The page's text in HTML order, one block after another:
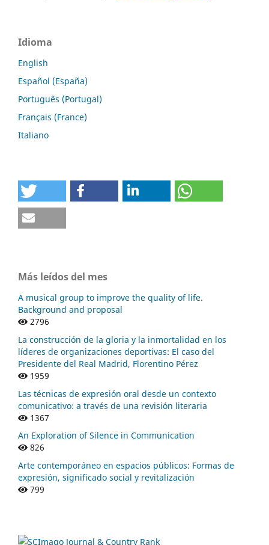
Idioma
English
Español (España)
Português (Portugal)
Français (France)
Italiano
Más leídos del mes
A musical group to improve the quality of life.
Background and proposal
2796
La construcción de la gloria y la inmortalidad en los
líderes de organizaciones deportivas: El caso del
Presidente del Real Madrid, Florentino Pérez
1959
Las técnicas de expresión oral desde un contexto
comunicativo: a través de una revisión literaria
1367
An Exploration of Silence in Communication
826
Arte contemporáneo en espacios públicos: Formas de
expresión, significado social y revitalización
799